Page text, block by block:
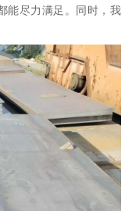
能尽力满足。同时，我